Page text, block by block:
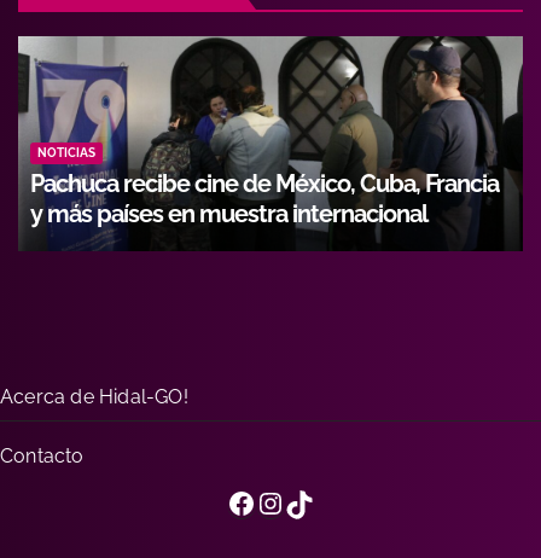
Cuba, Francia
internacional
NOTICIAS
Hidalgo fortalece
con alianza entre Icathi y
Acerca de Hidal-GO!
Contacto
Facebook InstagramTikTok